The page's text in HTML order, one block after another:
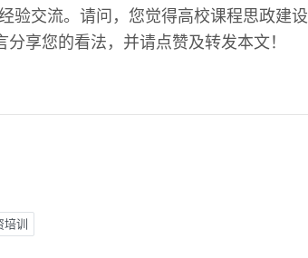
验交流。请问，您觉得高校课程思政建设
享您的看法，并请点赞及转发本文！
训